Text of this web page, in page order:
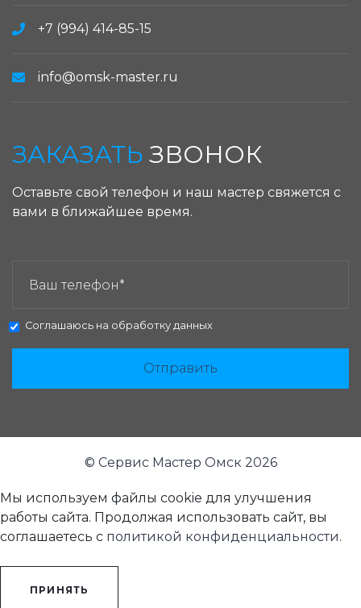
+7 (994) 414-85-15
info@omsk-master.ru
ЗАКАЗАТЬ ЗВОНОК
Оставьте свой телефон и наш мастер свяжется с
вами в ближайшее время.
Соглашаюсь на обработку данных
Отправить
© Сервис Мастер Омск 2026
Мы используем файлы cookie для улучшения
работы сайта. Продолжая использовать сайт, вы
соглашаетесь с политикой конфиденциальности.
ПРИНЯТЬ